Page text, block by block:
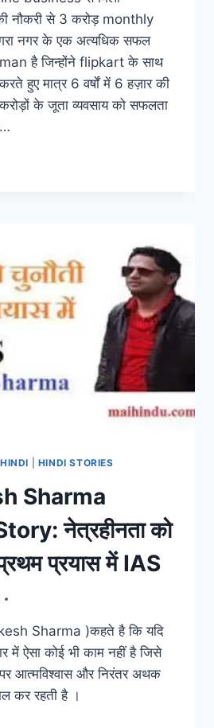
नौकरी से 3 करोड़ monthly
नगर के एक अत्यधिक सफल
है जिन्होंने flipkart के साथ
हुए मात्र 6 वर्षों में 6 हज़ार की
के जूता व्यवसाय को सफलता
HINDI STORIES
Sharma
नेत्रहीनता को
प्रयास में IAS
Sharma )कहते है कि यदि
में ऐसा कोई भी काम नहीं है जिसे
आत्मविश्वास और निरंतर अथक
कर रहती है ।